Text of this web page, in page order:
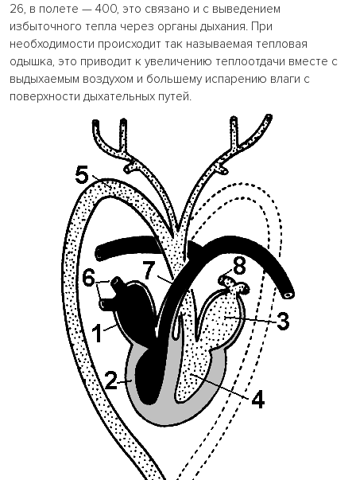
26, в полете — 400, это связано и с выведением
избыточного тепла через органы дыхания. При
необходимости происходит так называемая тепловая
одышка, это приводит к увеличению теплоотдачи вместе с
выдыхаемым воздухом и большему испарению влаги с
поверхности дыхательных путей.